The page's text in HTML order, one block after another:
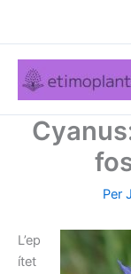
Per
L’ep
ítet